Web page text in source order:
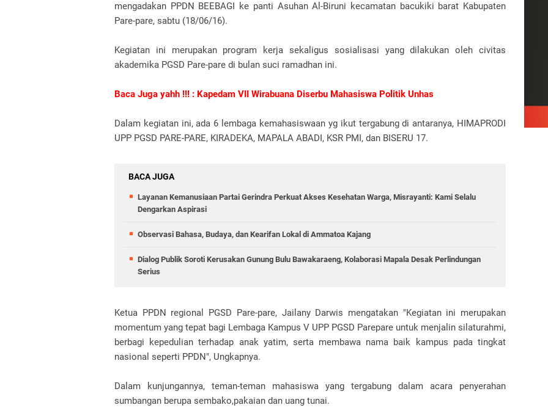
mengadakan PPDN BEEBAGI ke panti Asuhan Al-Biruni kecamatan bacukiki barat Kabupaten
Pare-pare, sabtu (18/06/16).
Kegiatan ini merupakan program kerja sekaligus sosialisasi yang dilakukan oleh civitas
akademika PGSD Pare-pare di bulan suci ramadhan ini.
Baca Juga yahh !!! : Kapedam VII Wirabuana Diserbu Mahasiswa Politik Unhas
Dalam kegiatan ini, ada 6 lembaga kemahasiswaan yg ikut tergabung di antaranya, HIMAPRODI
UPP PGSD PARE-PARE, KIRADEKA, MAPALA ABADI, KSR PMI, dan BISERU 17.
BACA JUGA
Layanan Kemanusiaan Partai Gerindra Perkuat Akses Kesehatan Warga, Misrayanti: Kami Selalu
Dengarkan Aspirasi
Observasi Bahasa, Budaya, dan Kearifan Lokal di Ammatoa Kajang
Dialog Publik Soroti Kerusakan Gunung Bulu Bawakaraeng, Kolaborasi Mapala Desak Perlindungan
Serius
Ketua PPDN regional PGSD Pare-pare, Jailany Darwis mengatakan "Kegiatan ini merupakan
momentum yang tepat bagi Lembaga Kampus V UPP PGSD Parepare untuk menjalin silaturahmi,
berbagi kepedulian terhadap anak yatim, serta membawa nama baik kampus pada tingkat
nasional seperti PPDN", Ungkapnya.
Dalam kunjungannya, teman-teman mahasiswa yang tergabung dalam acara penyerahan
sumbangan berupa sembako,pakaian dan uang tunai.